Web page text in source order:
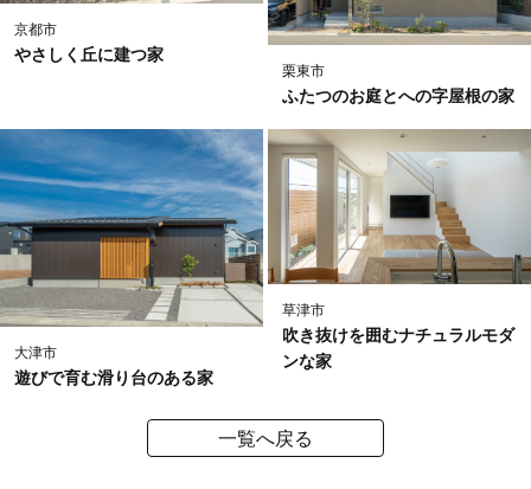
京都市
やさしく丘に建つ家
栗東市
ふたつのお庭とへの字屋根の家
大津市
遊びで育む滑り台のある家
草津市
吹き抜けを囲むナチュラルモダ
ンな家
一覧へ戻る